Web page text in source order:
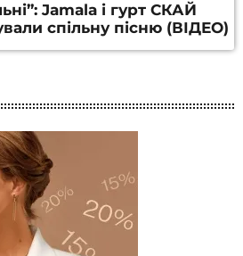
Jamala і гурт СКАЙ
спільну пісню (ВІДЕО)